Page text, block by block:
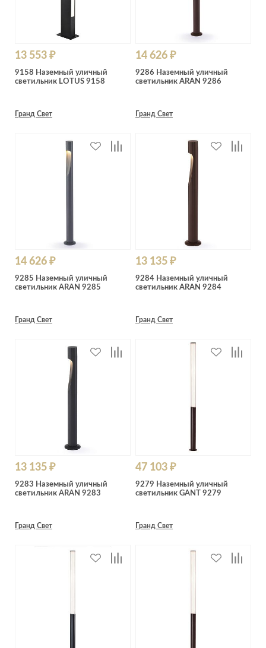
13 553 ₽
9158 Наземный уличный
светильник LOTUS 9158
Гранд Свет
14 626 ₽
9286 Наземный уличный
светильник ARAN 9286
Гранд Свет
14 626 ₽
9285 Наземный уличный
светильник ARAN 9285
Гранд Свет
13 135 ₽
9284 Наземный уличный
светильник ARAN 9284
Гранд Свет
13 135 ₽
9283 Наземный уличный
светильник ARAN 9283
Гранд Свет
47 103 ₽
9279 Наземный уличный
светильник GANT 9279
Гранд Свет